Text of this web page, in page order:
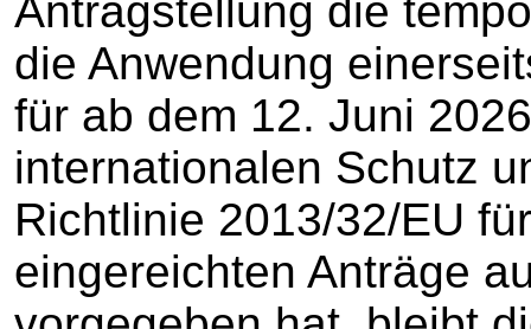
Antragstellung die
die Anwendung
für ab dem 12. Juni
internationalen Schutz
Richtlinie 2013/32/EU
eingereichten Anträge